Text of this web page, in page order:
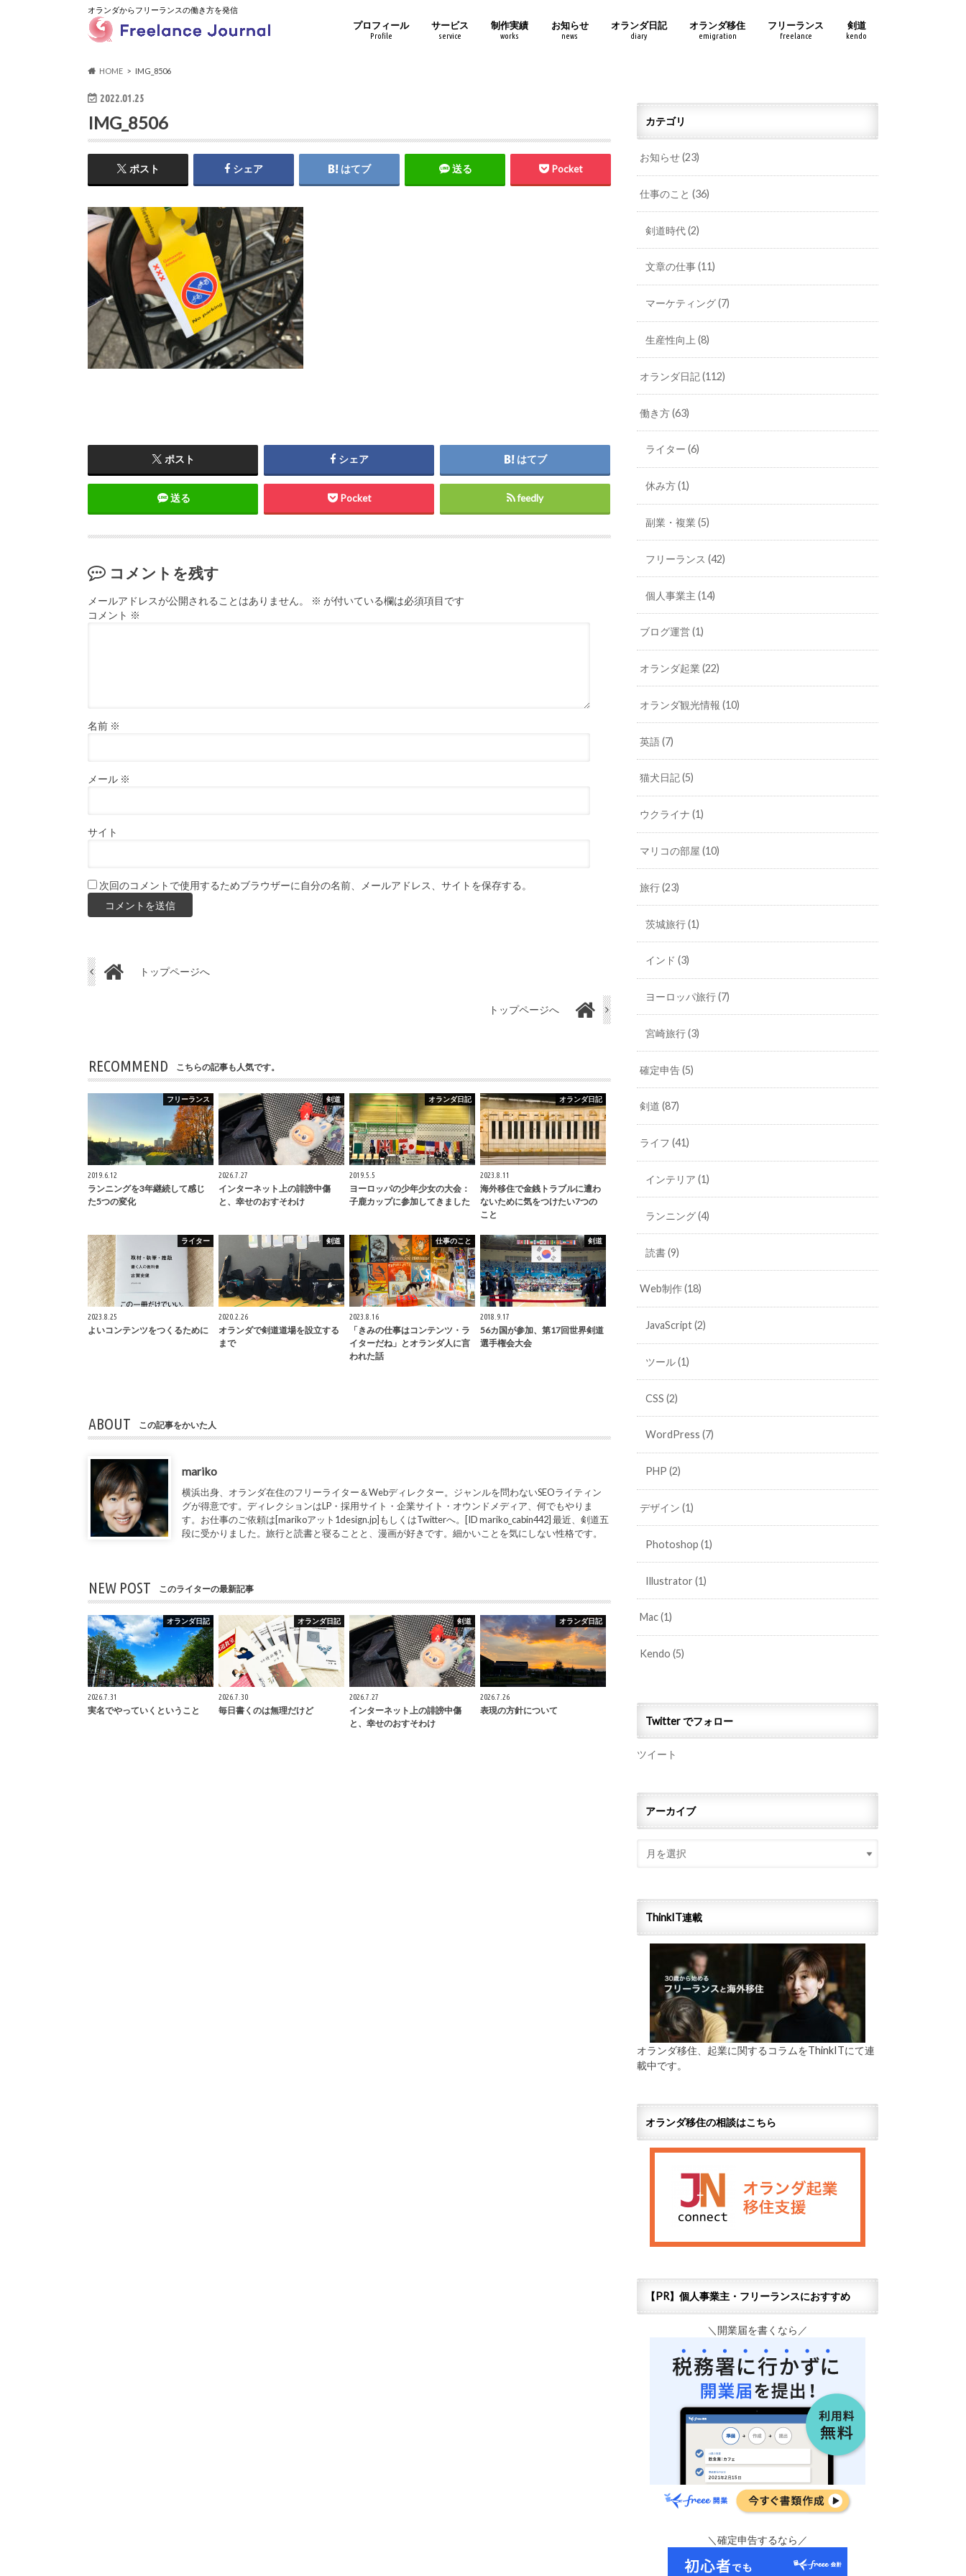
オランダからフリーランスの働き方を発信
プロフィール
Profile
サービス
service
制作実績
works
お知らせ
news
オランダ日記
diary
オランダ移住
emigration
フリーランス
freelance
剣道
kendo
HOME IMG_8506
2022.01.25
IMG_8506
ポスト シェア はてブ 送る Pocket
ポスト シェア はてブ
送る Pocket feedly
コメントを残す
メールアドレスが公開されることはありません。 ※ が付いている欄は必須項目です
コメント ※
名前 ※
メール ※
サイト
次回のコメントで使用するためブラウザーに自分の名前、メールアドレス、サイトを保存する。
トップページへ
トップページへ
RECOMMEND こちらの記事も人気です。
フリーランス
2019.6.12
ランニングを3年継続して感じ
た5つの変化
剣道
2026.7.27
インターネット上の誹謗中傷
と、幸せのおすそわけ
オランダ日記
2019.5.5
ヨーロッパの少年少女の大会：
子鹿カップに参加してきました
オランダ日記
2023.8.11
海外移住で金銭トラブルに遭わ
ないために気をつけたい7つの
こと
ライター
2023.8.25
よいコンテンツをつくるために
剣道
2020.2.26
オランダで剣道道場を設立する
まで
仕事のこと
2023.8.16
「きみの仕事はコンテンツ・ラ
イターだね」とオランダ人に言
われた話
剣道
2018.9.17
56カ国が参加、第17回世界剣道
選手権会大会
ABOUT この記事をかいた人
mariko
横浜出身、オランダ在住のフリーライター＆Webディレクター。ジャンルを問わないSEOライティン
グが得意です。ディレクションはLP・採用サイト・企業サイト・オウンドメディア、何でもやりま
す。お仕事のご依頼は[marikoアット1design.jp]もしくはTwitterへ。[ID mariko_cabin442] 最近、剣道五
段に受かりました。旅行と読書と寝ることと、漫画が好きです。細かいことを気にしない性格です。
NEW POST このライターの最新記事
オランダ日記
2026.7.31
実名でやっていくということ
オランダ日記
2026.7.30
毎日書くのは無理だけど
剣道
2026.7.27
インターネット上の誹謗中傷
と、幸せのおすそわけ
オランダ日記
2026.7.26
表現の方針について
カテゴリ
お知らせ(23)
仕事のこと(36)
剣道時代(2)
文章の仕事(11)
マーケティング(7)
生産性向上 (8)
オランダ日記(112)
働き方(63)
ライター (6)
休み方(1)
副業・複業 (5)
フリーランス (42)
個人事業主 (14)
ブログ運営(1)
オランダ起業(22)
オランダ観光情報(10)
英語(7)
猫犬日記(5)
ウクライナ(1)
マリコの部屋(10)
旅行(23)
茨城旅行(1)
インド (3)
ヨーロッパ旅行(7)
宮崎旅行(3)
確定申告(5)
剣道(87)
ライフ(41)
インテリア (1)
ランニング(4)
読書(9)
Web制作(18)
JavaScript(2)
ツール(1)
CSS (2)
WordPress (7)
PHP (2)
デザイン(1)
Photoshop (1)
Illustrator (1)
Mac(1)
Kendo(5)
Twitter でフォロー
ツイート
アーカイブ
ThinkIT連載
オランダ移住、起業に関するコラムをThinkITにて連
載中です。
オランダ移住の相談はこちら
【PR】個人事業主・フリーランスにおすすめ
＼開業届を書くなら／
＼確定申告するなら／